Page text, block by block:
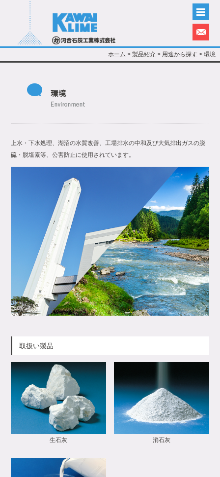
ホーム >製品紹介 > 用途から探す > 環境
上水・下水処理、湖沼の水質改善、工場排水の中和及び大気排出ガスの脱
硫・脱塩素等、公害防止に使用されています。
取扱い製品
生石灰 消石灰